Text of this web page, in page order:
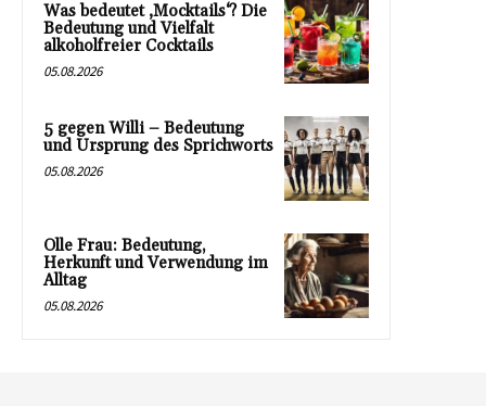
Was bedeutet ‚Mocktails‘? Die
Bedeutung und Vielfalt
alkoholfreier Cocktails
05.08.2026
5 gegen Willi – Bedeutung
und Ursprung des Sprichworts
05.08.2026
Olle Frau: Bedeutung,
Herkunft und Verwendung im
Alltag
05.08.2026